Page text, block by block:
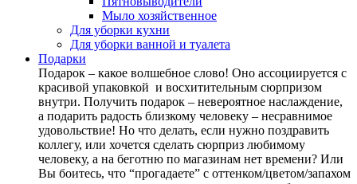
Мыло хозяйственное
Для уборки кухни
Для уборки ванной и туалета
Подарки
Подарок – какое волшебное слово! Оно ассоциируется с
красивой упаковкой и восхитительным сюрпризом
внутри. Получить подарок – невероятное наслаждение,
а подарить радость близкому человеку – несравнимое
удовольствие! Но что делать, если нужно поздравить
коллегу, или хочется сделать сюрприз любимому
человеку, а на беготню по магазинам нет времени? Или
Вы боитесь, что “прогадаете” с оттенком/цветом/запахом